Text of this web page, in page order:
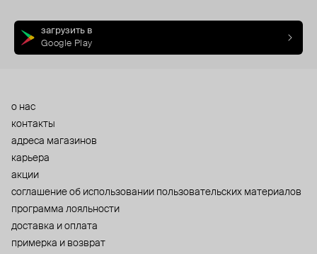
загрузить в
Google Play
о нас
контакты
адреса магазинов
карьера
акции
cоглашение об использовании пользовательских материалов
программа лояльности
доставка и оплата
примерка и возврат